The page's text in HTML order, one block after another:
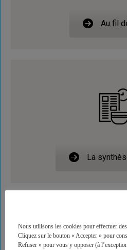
Au fil
La
Nous utilisons les cookies pour effectuer
Cliquez sur le bouton « Accepter » pour
Refuser » pour vous y opposer (à